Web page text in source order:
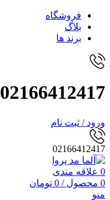
فروشگاه
بلاگ
برند ها
02166412417
ورود / ثبت نام
02166412417
0 علاقه مندی
0 محصول /
0 تومان
منو